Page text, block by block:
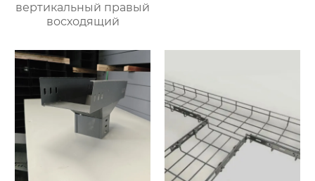
вертикальный правый
восходящий